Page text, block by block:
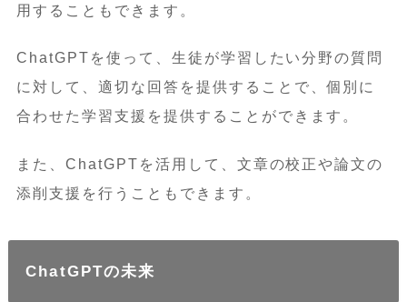
用することもできます。
ChatGPTを使って、生徒が学習したい分野の質問
に対して、適切な回答を提供することで、個別に
合わせた学習支援を提供することができます。
また、ChatGPTを活用して、文章の校正や論文の
添削支援を行うこともできます。
ChatGPTの未来